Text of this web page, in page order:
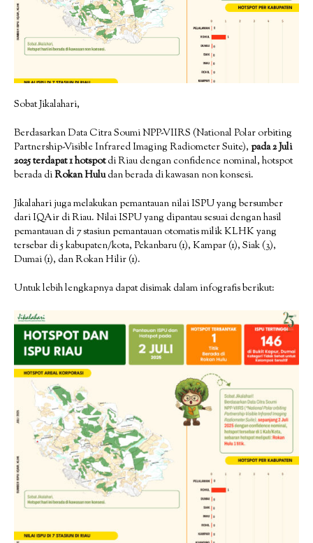
Sobat Jikalahari,
Berdasarkan Data Citra Soumi NPP-VIIRS (National Polar orbiting
Partnership-Visible Infrared Imaging Radiometer Suite), pada 2 Juli
2025 terdapat 1 hotspotdi Riau dengan confidence nominal, hotspot
berada diRokan Huludan berada di kawasan non konsesi.
Jikalahari juga melakukan pemantauan nilai ISPU yang bersumber
dari IQAir di Riau. Nilai ISPU yang dipantau sesuai dengan hasil
pemantauan di 7 stasiun pemantauan otomatis milik KLHK yang
tersebar di 5 kabupaten/kota, Pekanbaru (1), Kampar (1), Siak (3),
Dumai (1), dan Rokan Hilir (1).
Untuk lebih lengkapnya dapat disimak dalam infografis berikut: